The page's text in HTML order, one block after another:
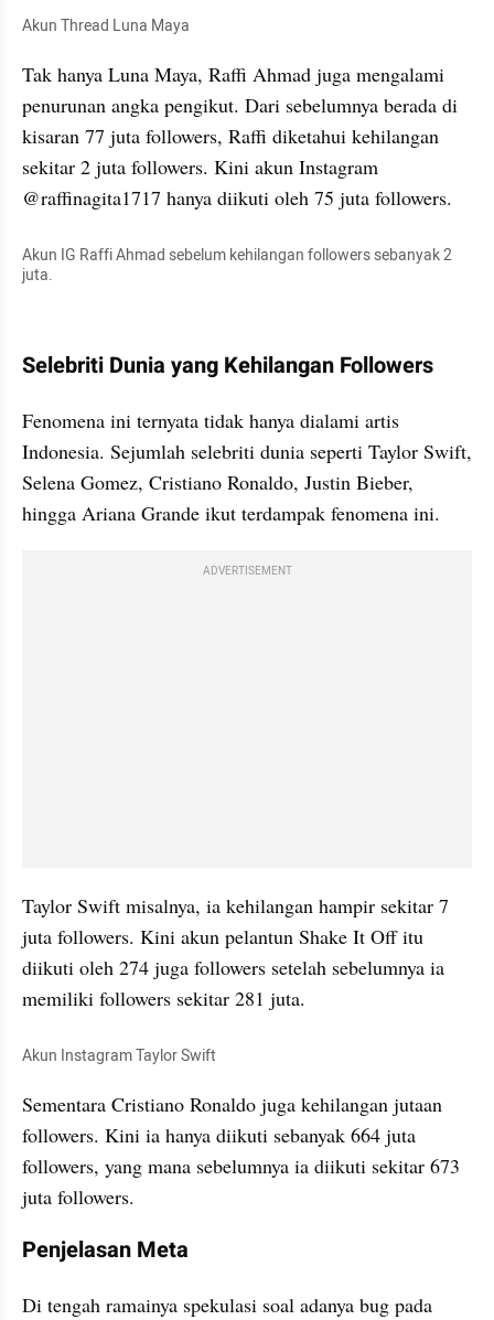
Akun Thread Luna Maya
Tak hanya Luna Maya, Raffi Ahmad juga mengalami
penurunan angka pengikut. Dari sebelumnya berada di
kisaran 77 juta followers, Raffi diketahui kehilangan
sekitar 2 juta followers. Kini akun Instagram
@raffinagita1717 hanya diikuti oleh 75 juta followers.
Akun IG Raffi Ahmad sebelum kehilangan followers sebanyak 2
juta.
Selebriti Dunia yang Kehilangan Followers
Fenomena ini ternyata tidak hanya dialami artis
Indonesia. Sejumlah selebriti dunia seperti Taylor Swift,
Selena Gomez, Cristiano Ronaldo, Justin Bieber,
hingga Ariana Grande ikut terdampak fenomena ini.
ADVERTISEMENT
Taylor Swift misalnya, ia kehilangan hampir sekitar 7
juta followers. Kini akun pelantun Shake It Off itu
diikuti oleh 274 juga followers setelah sebelumnya ia
memiliki followers sekitar 281 juta.
Akun Instagram Taylor Swift
Sementara Cristiano Ronaldo juga kehilangan jutaan
followers. Kini ia hanya diikuti sebanyak 664 juta
followers, yang mana sebelumnya ia diikuti sekitar 673
juta followers.
Penjelasan Meta
Di tengah ramainya spekulasi soal adanya bug pada